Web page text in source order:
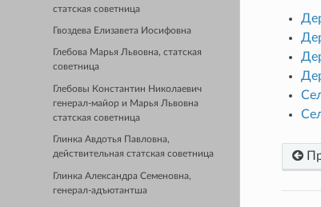
статская советница
Гвоздева Елизавета Иосифовна
Глебова Марья Львовна, статская
советница
Глебовы Константин Николаевич
генерал-майор и Марья Львовна
статская советница
Глинка Авдотья Павловна,
действительная статская советница
Глинка Александра Семеновна,
генерал-адъютантша